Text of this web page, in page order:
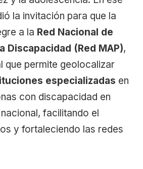
la invitación para que la
a la Red Nacional de
Discapacidad (Red MAP),
que permite geolocalizar
especializadas en
con discapacidad en
facilitando el
y fortaleciendo las redes